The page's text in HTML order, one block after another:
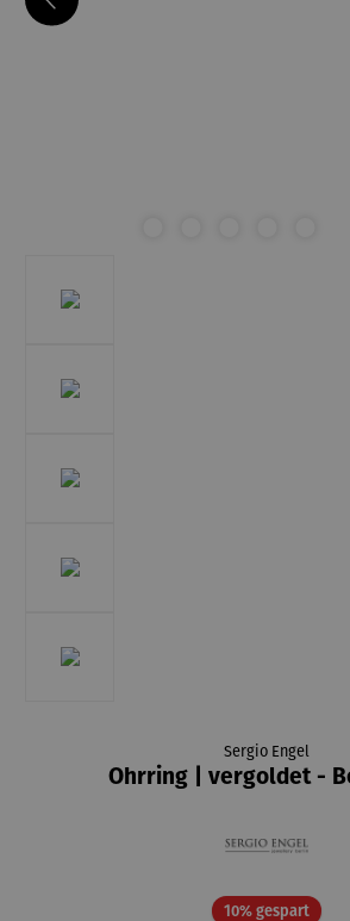
Sergio Engel
Ohrring | vergoldet -
10% gespartRabatt